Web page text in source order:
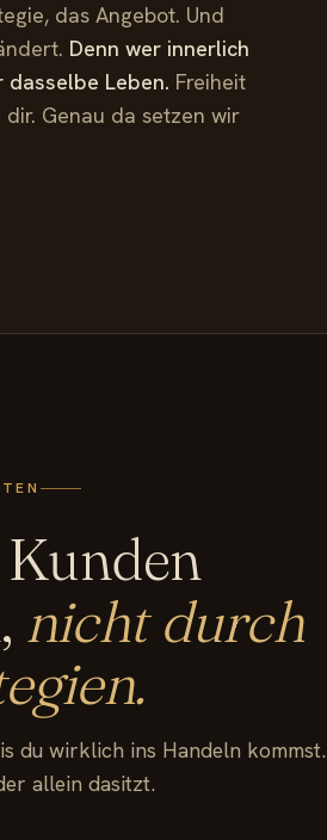
das Angebot. Und
Denn wer innerlich
Leben. Freiheit
Genau da setzen wir
nicht durch
du wirklich ins Handeln kommst.
allein dasitzt.